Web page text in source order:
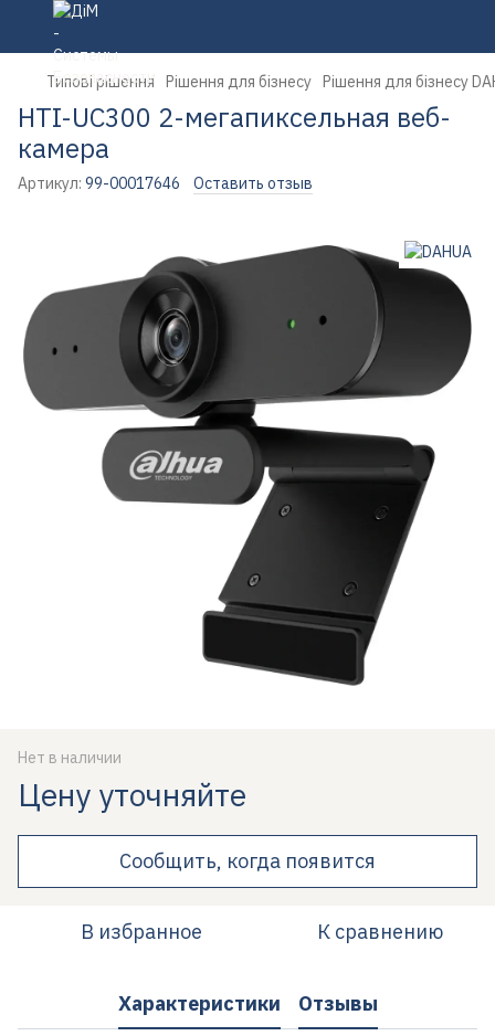
Типові рішення Рішення для бізнесу Рішення для бізнесу
HTI-UC300 2-мегапиксельная веб-
камера
Артикул: 99-00017646 Оставить отзыв
Нет в наличии
Цену уточняйте
Сообщить, когда появится
В избранное К сравнению
Характеристики Отзывы